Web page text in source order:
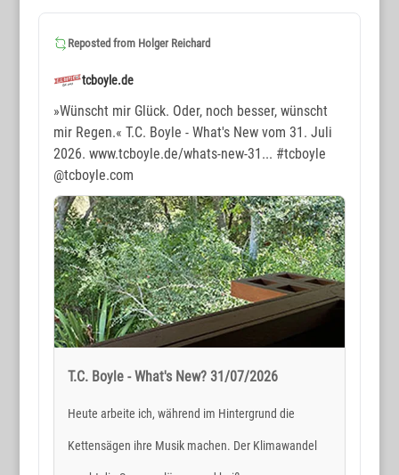
Reposted from Holger Reichard
tcboyle.de
»Wünscht mir Glück. Oder, noch besser, wünscht
mir Regen.« T.C. Boyle - What's New vom 31. Juli
2026. www.tcboyle.de/whats-new-31... #tcboyle
@tcboyle.com
T.C. Boyle - What's New? 31/07/2026
Heute arbeite ich, während im Hintergrund die
Kettensägen ihre Musik machen. Der Klimawandel